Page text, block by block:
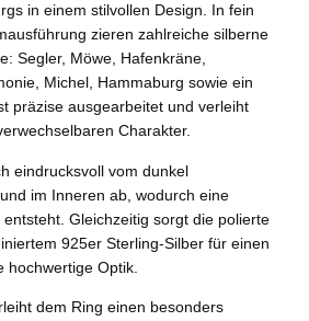
in einem stilvollen Design. In fein
zieren zahlreiche silberne
Segler, Möwe, Hafenkräne,
Michel, Hammaburg sowie ein
präzise ausgearbeitet und verleiht
Charakter.
eindrucksvoll vom dunkel
im Inneren ab, wodurch eine
Gleichzeitig sorgt die polierte
925er Sterling-Silber für einen
hochwertige Optik.
dem Ring einen besonders